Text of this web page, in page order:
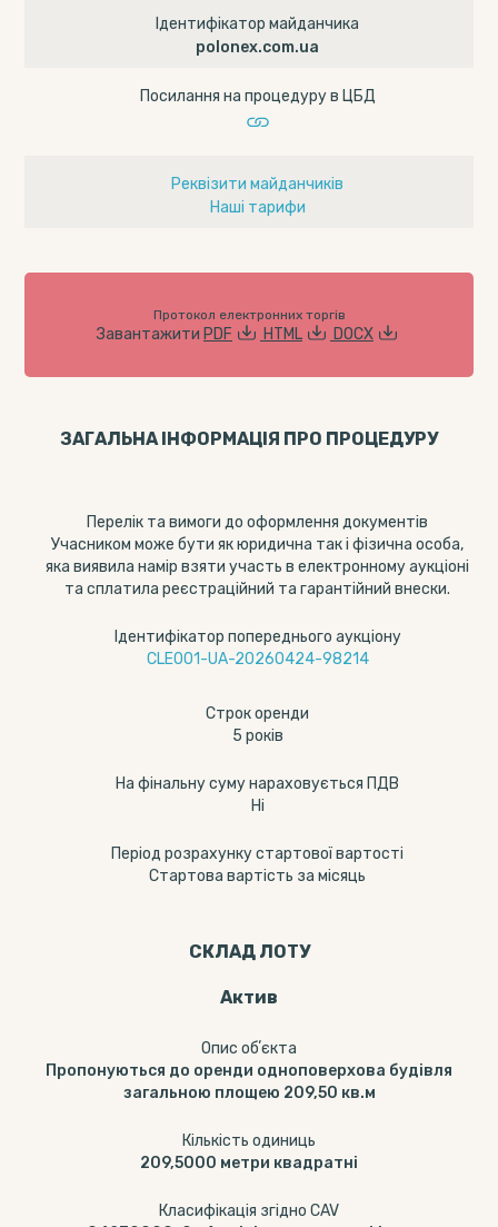
Ідентифікатор майданчика
polonex.com.ua
Посилання на процедуру в ЦБД
Реквізити майданчиків
Наші тарифи
Протокол електронних торгів
Завантажити PDF HTML DOCX
ЗАГАЛЬНА ІНФОРМАЦІЯ ПРО ПРОЦЕДУРУ
Перелік та вимоги до оформлення документів
Учасником може бути як юридична так і фізична особа,
яка виявила намір взяти участь в електронному аукціоні
та сплатила реєстраційний та гарантійний внески.
Ідентифікатор попереднього аукціону
CLE001-UA-20260424-98214
Строк оренди
5 років
На фінальну суму нараховується ПДВ
Ні
Період розрахунку стартової вартості
Стартова вартість за місяць
СКЛАД ЛОТУ
Актив
Опис обʼєкта
Пропонуються до оренди одноповерхова будівля
загальною площею 209,50 кв.м
Кількість одиниць
209,5000 метри квадратні
Класифікація згідно CAV